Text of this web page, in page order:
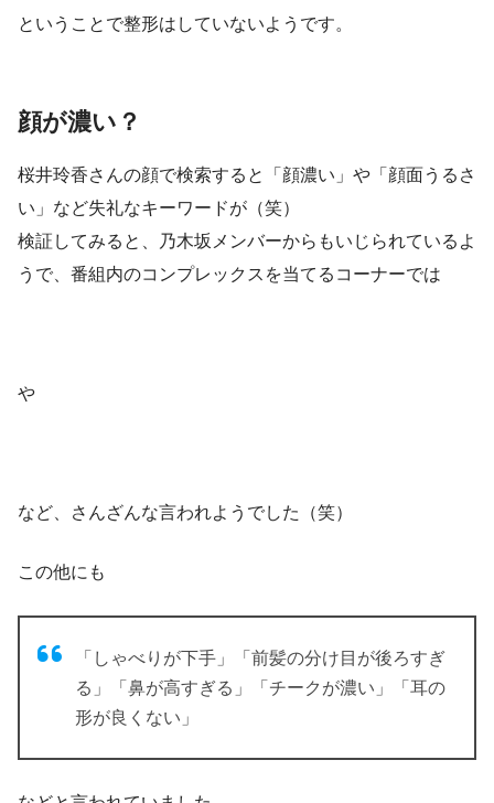
ということで整形はしていないようです。
顔が濃い？
桜井玲香さんの顔で検索すると「顔濃い」や「顔面うるさ
い」など失礼なキーワードが（笑）
検証してみると、乃木坂メンバーからもいじられているよ
うで、番組内のコンプレックスを当てるコーナーでは
や
など、さんざんな言われようでした（笑）
この他にも
「しゃべりが下手」「前髪の分け目が後ろすぎ
る」「鼻が高すぎる」「チークが濃い」「耳の
形が良くない」